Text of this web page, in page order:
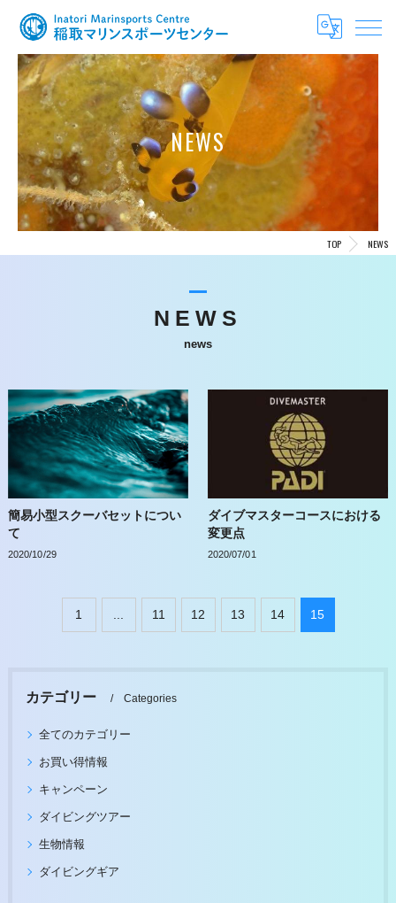
NEWS
TOP NEWS
NEWS
news
簡易小型スクーバセットについ
て
2020/10/29
ダイブマスターコースにおける
変更点
2020/07/01
1 11 12 13 14 15
カテゴリー Categories
全てのカテゴリー
お買い得情報
キャンペーン
ダイビングツアー
生物情報
ダイビングギア